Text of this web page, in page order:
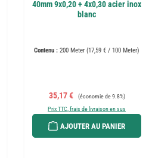
40mm 9x0,20 + 4x0,30 acier inox
blanc
Contenu : 200 Meter (17,59 € / 100 Meter)
Prix de vente :
35,17 € Prix régulier :
(économie de 9.8%)
Prix TTC, frais de livraison en sus
AJOUTER AU PANIER